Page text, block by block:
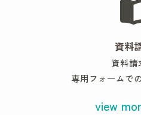
資料
資料請
専用フォームで
view